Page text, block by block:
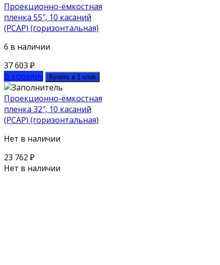
Проекционно-ёмкостная
пленка 55″, 10 касаний
(PCAP) (горизонтальная)
6 в наличии
37 603 ₽
В корзину
Купить в 1 клик
Проекционно-ёмкостная
пленка 32″, 10 касаний
(PCAP) (горизонтальная)
Нет в наличии
23 762 ₽
Нет в наличии